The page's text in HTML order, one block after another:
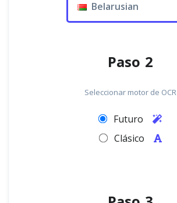
Belarusian
Paso 2
Seleccionar motor de OCR
Futuro
Clásico